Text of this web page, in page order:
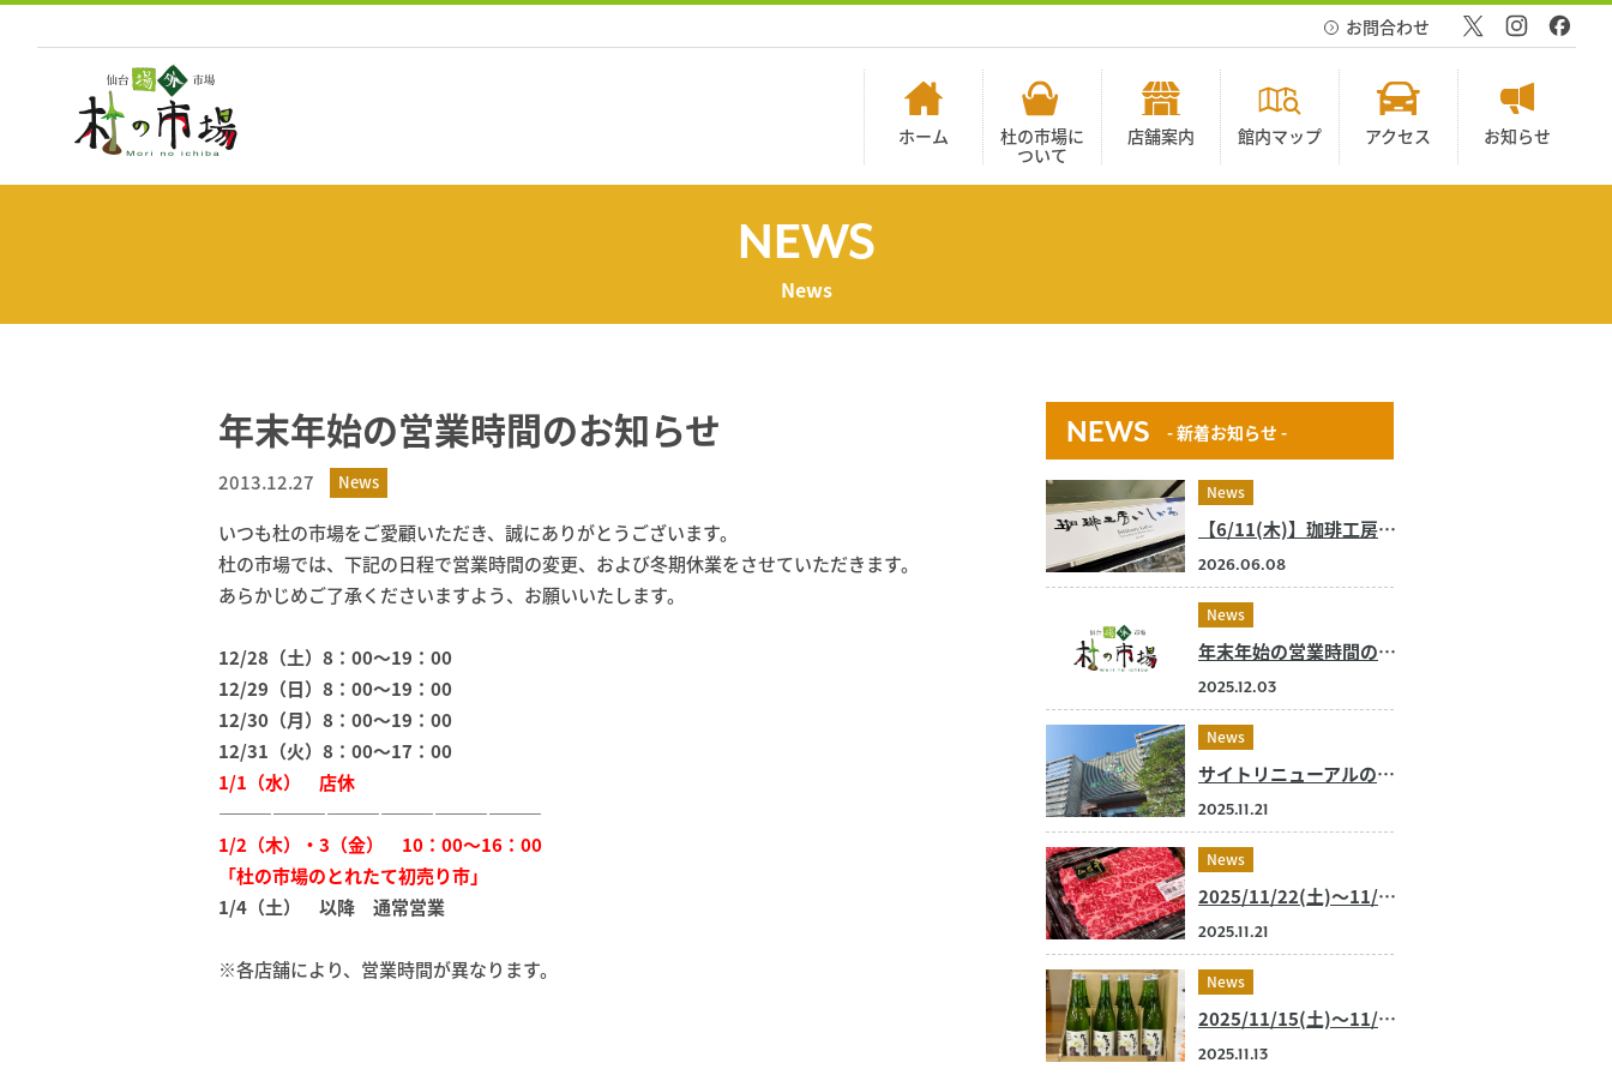
ス
ホーム
杜の市場に
ついて
店舗案内 館内マップ アクセス お知らせ
お問合わせ
NEWS
News
年末年始の営業時間のお知らせ
2013.12.27 News
いつも杜の市場をご愛顧いただき、誠にありがとうございます。
杜の市場では、下記の日程で営業時間の変更、および冬期休業をさせていただきます。
あらかじめご了承くださいますよう、お願いいたします。
12/28（土）8：00～19：00
12/29（日）8：00～19：00
12/30（月）8：00～19：00
12/31（火）8：00～17：00
1/1（水） 店休
――――――――――――――――――
1/2（木）・3（金） 10：00～16：00
「杜の市場のとれたて初売り市」
1/4（土） 以降 通常営業
※各店舗により、営業時間が異なります。
NEWS - 新着お知らせ -
News
【6/11(木)】珈琲工房いしかわ 新規オープンのお知らせ
2026.06.08
News
年末年始の営業時間のご案内【2025~2026】
2025.12.03
News
サイトリニューアルのお知らせ
2025.11.21
News
2025/11/22(土)～11/24(月) 今週のおすすめ商品
2025.11.21
News
2025/11/15(土)～11/16(日) 今週のおすすめ商品
2025.11.13